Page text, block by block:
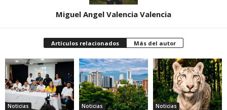
Miguel Angel Valencia Valencia
Artículos relacionados Más del autor
Noticias Noticias Noticias